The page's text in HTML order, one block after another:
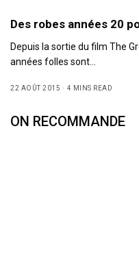
Des robes années 20
Depuis la sortie du film The
années folles sont…
22 AOÛT 2015 4 MINS READ
ON RECOMMANDE